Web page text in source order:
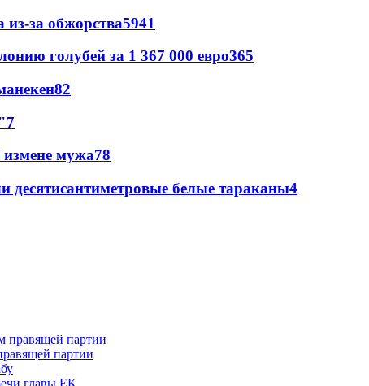
из-за обжорства5941
голубей за 1 367 000 евро365
82
7
измене мужа78
десятисантиметровые белые тараканы4
партии